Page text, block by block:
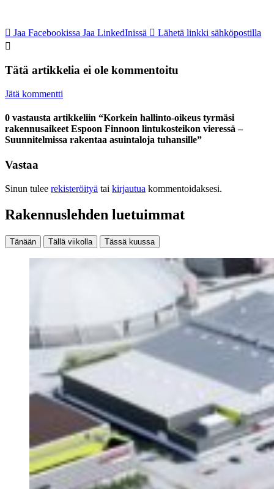
Jaa Facebookissa Jaa LinkedInissä Lähetä linkki sähköpostilla
Tätä artikkelia ei ole kommentoitu
Jätä kommentti
0 vastausta artikkeliin “Korkein hallinto-oikeus tyrmäsi
rakennusaikeet Espoon Finnoon lintukosteikon vieressä –
Suunnitelmissa rakentaa asuintaloja tuhansille”
Vastaa
Sinun tulee rekisteröityä tai kirjautua kommentoidaksesi.
Rakennuslehden luetuimmat
Tänään Tällä viikolla Tässä kuussa